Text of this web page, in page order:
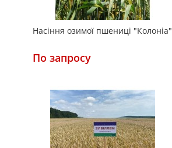
Насіння озимої пшениці "Колоніа"
По запросу